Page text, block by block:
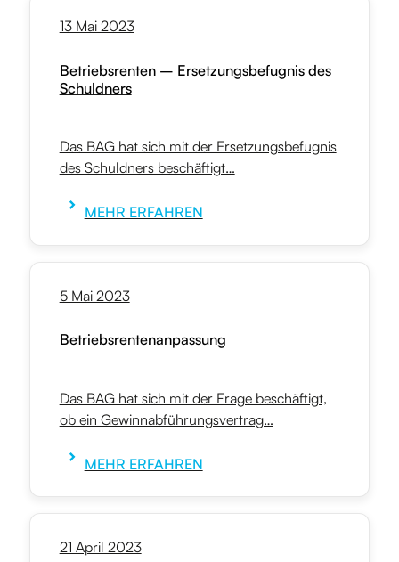
13 Mai 2023
Betriebsrenten – Ersetzungsbefugnis des
Schuldners
Das BAG hat sich mit der Ersetzungsbefugnis
des Schuldners beschäftigt…
MEHR ERFAHREN
5 Mai 2023
Betriebsrentenanpassung
Das BAG hat sich mit der Frage beschäftigt,
ob ein Gewinnabführungsvertrag…
MEHR ERFAHREN
21 April 2023